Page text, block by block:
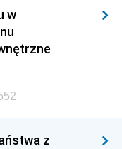
w
z